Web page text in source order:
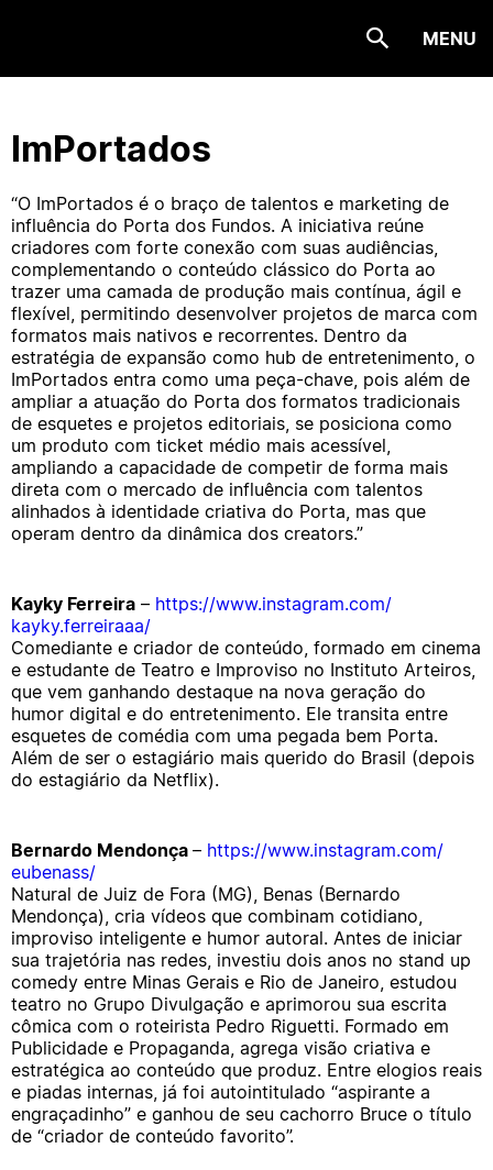
MENU
ImPortados
“O ImPortados é o braço de talentos e marketing de
influência do Porta dos Fundos. A iniciativa reúne
criadores com forte conexão com suas audiências,
complementando o conteúdo clássico do Porta ao
trazer uma camada de produção mais contínua, ágil e
flexível, permitindo desenvolver projetos de marca com
formatos mais nativos e recorrentes. Dentro da
estratégia de expansão como hub de entretenimento, o
ImPortados entra como uma peça-chave, pois além de
ampliar a atuação do Porta dos formatos tradicionais
de esquetes e projetos editoriais, se posiciona como
um produto com ticket médio mais acessível,
ampliando a capacidade de competir de forma mais
direta com o mercado de influência com talentos
alinhados à identidade criativa do Porta, mas que
operam dentro da dinâmica dos creators.”
Kayky Ferreira – https://www.instagram.com/
kayky.ferreiraaa/
Comediante e criador de conteúdo, formado em cinema
e estudante de Teatro e Improviso no Instituto Arteiros,
que vem ganhando destaque na nova geração do
humor digital e do entretenimento. Ele transita entre
esquetes de comédia com uma pegada bem Porta.
Além de ser o estagiário mais querido do Brasil (depois
do estagiário da Netflix).
Bernardo Mendonça – https://www.instagram.com/
eubenass/
Natural de Juiz de Fora (MG), Benas (Bernardo
Mendonça), cria vídeos que combinam cotidiano,
improviso inteligente e humor autoral. Antes de iniciar
sua trajetória nas redes, investiu dois anos no stand up
comedy entre Minas Gerais e Rio de Janeiro, estudou
teatro no Grupo Divulgação e aprimorou sua escrita
cômica com o roteirista Pedro Riguetti. Formado em
Publicidade e Propaganda, agrega visão criativa e
estratégica ao conteúdo que produz. Entre elogios reais
e piadas internas, já foi autointitulado “aspirante a
engraçadinho” e ganhou de seu cachorro Bruce o título
de “criador de conteúdo favorito”.